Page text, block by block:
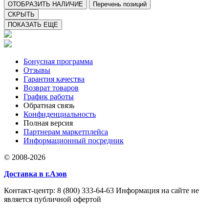
ОТОБРАЗИТЬ НАЛИЧИЕ
Перечень позиций
СКРЫТЬ
ПОКАЗАТЬ ЕЩЕ
Бонусная программа
Отзывы
Гарантия качества
Возврат товаров
График работы
Обратная связь
Конфиденциальность
Полная версия
Партнерам маркетплейса
Информационный посредник
© 2008-2026
Доставка в г.Азов
Контакт-центр: 8 (800) 333-64-63 Информация на сайте не
является публичной офертой